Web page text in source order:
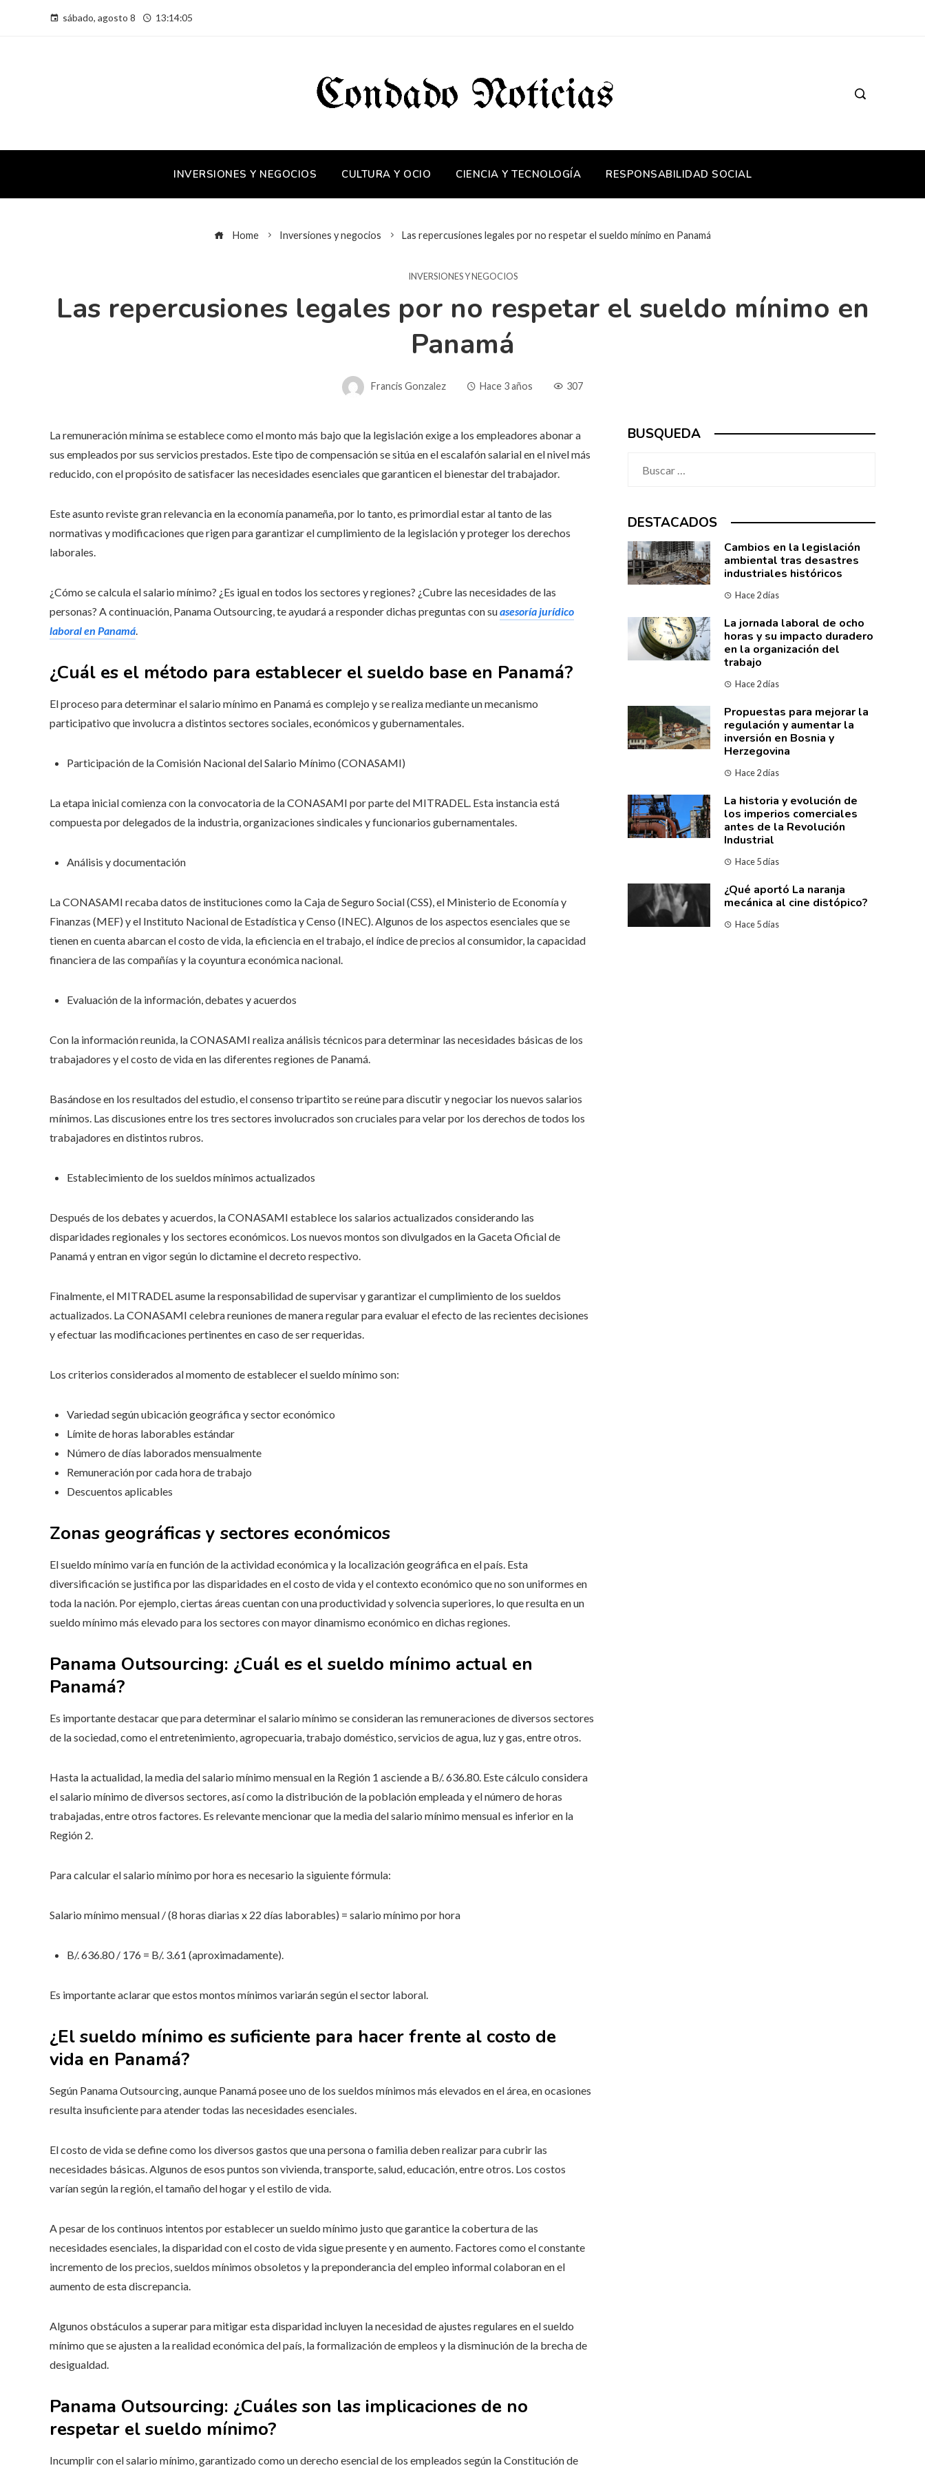
sábado, agosto 8 13:14:06
INVERSIONES Y NEGOCIOS CULTURA Y OCIO CIENCIA Y TECNOLOGÍA RESPONSABILIDAD SOCIAL
Home Inversiones y negocios Las repercusiones legales por no respetar el sueldo mínimo en Panamá
INVERSIONES Y NEGOCIOS
Las repercusiones legales por no respetar el sueldo mínimo en
Panamá
Francis Gonzalez Hace 3 años 307
La remuneración mínima se establece como el monto más bajo que la legislación exige a los empleadores abonar a
sus empleados por sus servicios prestados. Este tipo de compensación se sitúa en el escalafón salarial en el nivel más
reducido, con el propósito de satisfacer las necesidades esenciales que garanticen el bienestar del trabajador.
Este asunto reviste gran relevancia en la economía panameña, por lo tanto, es primordial estar al tanto de las
normativas y modificaciones que rigen para garantizar el cumplimiento de la legislación y proteger los derechos
laborales.
¿Cómo se calcula el salario mínimo? ¿Es igual en todos los sectores y regiones? ¿Cubre las necesidades de las
personas? A continuación, Panama Outsourcing, te ayudará a responder dichas preguntas con suasesoría jurídico
laboral en Panamá.
¿Cuál es el método para establecer el sueldo base en Panamá?
El proceso para determinar el salario mínimo en Panamá es complejo y se realiza mediante un mecanismo
participativo que involucra a distintos sectores sociales, económicos y gubernamentales.
Participación de la Comisión Nacional del Salario Mínimo (CONASAMI)
La etapa inicial comienza con la convocatoria de la CONASAMI por parte del MITRADEL. Esta instancia está
compuesta por delegados de la industria, organizaciones sindicales y funcionarios gubernamentales.
Análisis y documentación
La CONASAMI recaba datos de instituciones como la Caja de Seguro Social (CSS), el Ministerio de Economía y
Finanzas (MEF) y el Instituto Nacional de Estadística y Censo (INEC). Algunos de los aspectos esenciales que se
tienen en cuenta abarcan el costo de vida, la eficiencia en el trabajo, el índice de precios al consumidor, la capacidad
financiera de las compañías y la coyuntura económica nacional.
Evaluación de la información, debates y acuerdos
Con la información reunida, la CONASAMI realiza análisis técnicos para determinar las necesidades básicas de los
trabajadores y el costo de vida en las diferentes regiones de Panamá.
Basándose en los resultados del estudio, el consenso tripartito se reúne para discutir y negociar los nuevos salarios
mínimos. Las discusiones entre los tres sectores involucrados son cruciales para velar por los derechos de todos los
trabajadores en distintos rubros.
Establecimiento de los sueldos mínimos actualizados
Después de los debates y acuerdos, la CONASAMI establece los salarios actualizados considerando las
disparidades regionales y los sectores económicos. Los nuevos montos son divulgados en la Gaceta Oficial de
Panamá y entran en vigor según lo dictamine el decreto respectivo.
Finalmente, el MITRADEL asume la responsabilidad de supervisar y garantizar el cumplimiento de los sueldos
actualizados. La CONASAMI celebra reuniones de manera regular para evaluar el efecto de las recientes decisiones
y efectuar las modificaciones pertinentes en caso de ser requeridas.
Los criterios considerados al momento de establecer el sueldo mínimo son:
Variedad según ubicación geográfica y sector económico
Límite de horas laborables estándar
Número de días laborados mensualmente
Remuneración por cada hora de trabajo
Descuentos aplicables
Zonas geográficas y sectores económicos
El sueldo mínimo varía en función de la actividad económica y la localización geográfica en el país. Esta
diversificación se justifica por las disparidades en el costo de vida y el contexto económico que no son uniformes en
toda la nación. Por ejemplo, ciertas áreas cuentan con una productividad y solvencia superiores, lo que resulta en un
sueldo mínimo más elevado para los sectores con mayor dinamismo económico en dichas regiones.
Panama Outsourcing: ¿Cuál es el sueldo mínimo actual en
Panamá?
Es importante destacar que para determinar el salario mínimo se consideran las remuneraciones de diversos sectores
de la sociedad, como el entretenimiento, agropecuaria, trabajo doméstico, servicios de agua, luz y gas, entre otros.
Hasta la actualidad, la media del salario mínimo mensual en la Región 1 asciende a B/. 636.80. Este cálculo considera
el salario mínimo de diversos sectores, así como la distribución de la población empleada y el número de horas
trabajadas, entre otros factores. Es relevante mencionar que la media del salario mínimo mensual es inferior en la
Región 2.
Para calcular el salario mínimo por hora es necesario la siguiente fórmula:
Salario mínimo mensual / (8 horas diarias x 22 días laborables) = salario mínimo por hora
B/. 636.80 / 176 = B/. 3.61 (aproximadamente).
Es importante aclarar que estos montos mínimos variarán según el sector laboral.
¿El sueldo mínimo es suficiente para hacer frente al costo de
vida en Panamá?
Según Panama Outsourcing, aunque Panamá posee uno de los sueldos mínimos más elevados en el área, en ocasiones
resulta insuficiente para atender todas las necesidades esenciales.
El costo de vida se define como los diversos gastos que una persona o familia deben realizar para cubrir las
necesidades básicas. Algunos de esos puntos son vivienda, transporte, salud, educación, entre otros. Los costos
varían según la región, el tamaño del hogar y el estilo de vida.
A pesar de los continuos intentos por establecer un sueldo mínimo justo que garantice la cobertura de las
necesidades esenciales, la disparidad con el costo de vida sigue presente y en aumento. Factores como el constante
incremento de los precios, sueldos mínimos obsoletos y la preponderancia del empleo informal colaboran en el
aumento de esta discrepancia.
Algunos obstáculos a superar para mitigar esta disparidad incluyen la necesidad de ajustes regulares en el sueldo
mínimo que se ajusten a la realidad económica del país, la formalización de empleos y la disminución de la brecha de
desigualdad.
Panama Outsourcing: ¿Cuáles son las implicaciones de no
respetar el sueldo mínimo?
Incumplir con el salario mínimo, garantizado como un derecho esencial de los empleados según la Constitución de
BUSQUEDA
DESTACADOS
Cambios en la legislación
ambiental tras desastres
industriales históricos
Hace 2 días
La jornada laboral de ocho
horas y su impacto duradero
en la organización del
trabajo
Hace 2 días
Propuestas para mejorar la
regulación y aumentar la
inversión en Bosnia y
Herzegovina
Hace 2 días
La historia y evolución de
los imperios comerciales
antes de la Revolución
Industrial
Hace 5 días
¿Qué aportó La naranja
mecánica al cine distópico?
Hace 5 días